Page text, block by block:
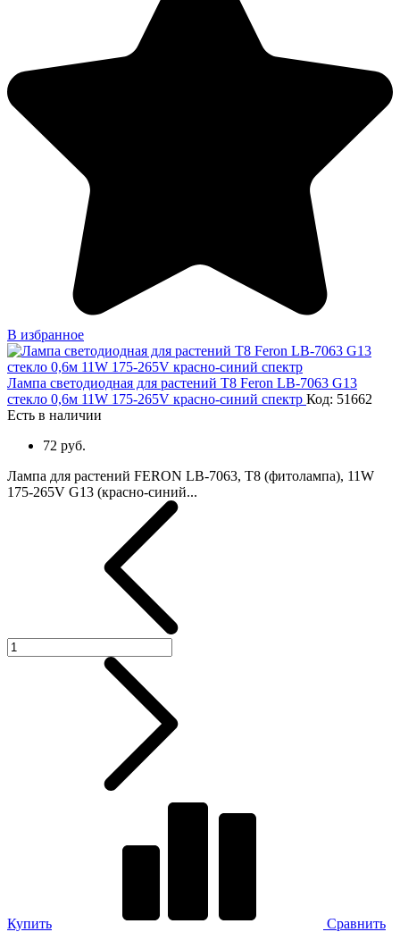
В избранное
Лампа светодиодная для растений T8 Feron LB-7063 G13
стекло 0,6м 11W 175-265V красно-синий спектр Код: 51662
Есть в наличии
72 руб.
Лампа для растений FERON LB-7063, T8 (фитолампа), 11W
175-265V G13 (красно-синий...
Купить Сравнить